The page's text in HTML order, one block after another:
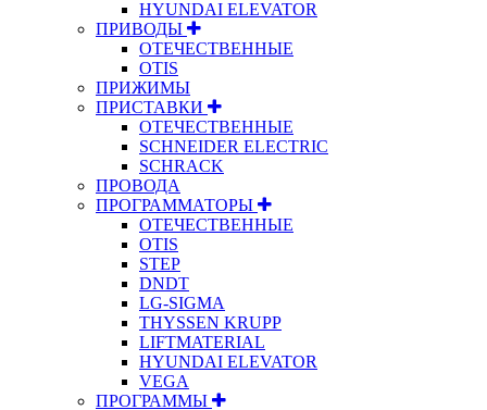
HYUNDAI ELEVATOR
ПРИВОДЫ
ОТЕЧЕСТВЕННЫЕ
OTIS
ПРИЖИМЫ
ПРИСТАВКИ
ОТЕЧЕСТВЕННЫЕ
SCHNEIDER ELECTRIC
SCHRACK
ПРОВОДА
ПРОГРАММАТОРЫ
ОТЕЧЕСТВЕННЫЕ
OTIS
STEP
DNDT
LG-SIGMA
THYSSEN KRUPP
LIFTMATERIAL
HYUNDAI ELEVATOR
VEGA
ПРОГРАММЫ